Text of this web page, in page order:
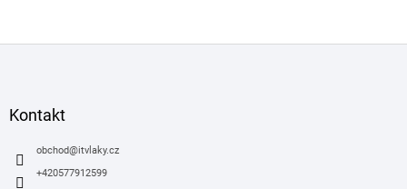
Kontakt
obchod@itvlaky.cz
+420577912599